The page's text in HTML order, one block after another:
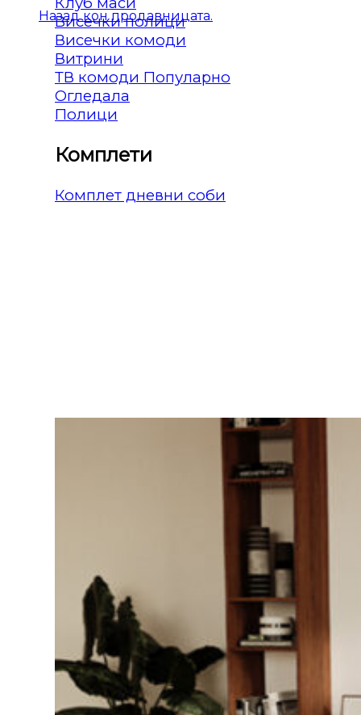
Назад кон продавницата.
Висечки полици
Висечки комоди
Витрини
ТВ комоди
Огледала
Полици
Комплети
Комплет дневни соби